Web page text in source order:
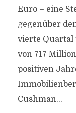
Euro – eine
gegenüber
vierte Quartal
von 717
positiven
Cushman...